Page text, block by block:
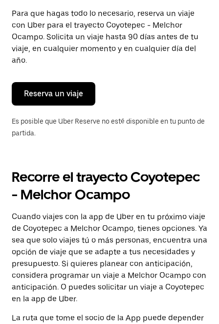
Presiona
la
tecla Esc
para
cerrar
el
calendario.
Para que hagas todo lo necesario, reserva un viaje
con Uber para el trayecto Coyotepec - Melchor
Ocampo. Solicita un viaje hasta 90 días antes de tu
viaje, en cualquier momento y en cualquier día del
año.
Reserva un viaje
Es posible que Uber Reserve no esté disponible en tu punto de
partida.
Recorre el trayecto Coyotepec
- Melchor Ocampo
Cuando viajes con la app de Uber en tu próximo viaje
de Coyotepec a Melchor Ocampo, tienes opciones. Ya
sea que solo viajes tú o más personas, encuentra una
opción de viaje que se adapte a tus necesidades y
presupuesto. Si quieres planear con anticipación,
considera programar un viaje a Melchor Ocampo con
anticipación. O puedes solicitar un viaje a Coyotepec
en la app de Uber.
La ruta que tome el socio de la App puede depender